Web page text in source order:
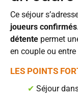
Ce séjour
joueurs confirmés
détentepermet
en couple ou
LES POINTS
✔Séjour